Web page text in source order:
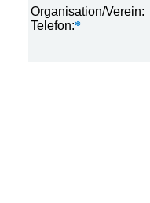
Organisation/Verein:
Telefon:*